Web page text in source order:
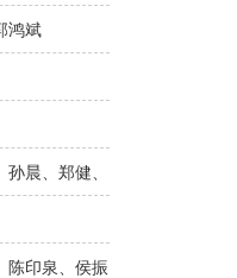
鸿斌
晨、郑健、
陈印泉、侯振